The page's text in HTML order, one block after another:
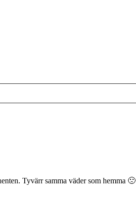
Tyvärr samma väder som hemma 🙁